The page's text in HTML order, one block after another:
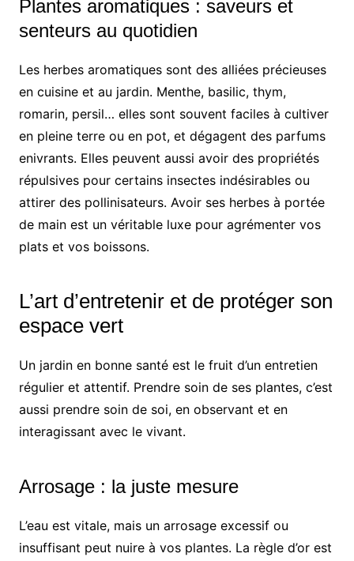
Plantes aromatiques : saveurs et
senteurs au quotidien
Les herbes aromatiques sont des alliées précieuses
en cuisine et au jardin. Menthe, basilic, thym,
romarin, persil… elles sont souvent faciles à cultiver
en pleine terre ou en pot, et dégagent des parfums
enivrants. Elles peuvent aussi avoir des propriétés
répulsives pour certains insectes indésirables ou
attirer des pollinisateurs. Avoir ses herbes à portée
de main est un véritable luxe pour agrémenter vos
plats et vos boissons.
L’art d’entretenir et de protéger son
espace vert
Un jardin en bonne santé est le fruit d’un entretien
régulier et attentif. Prendre soin de ses plantes, c’est
aussi prendre soin de soi, en observant et en
interagissant avec le vivant.
Arrosage : la juste mesure
L’eau est vitale, mais un arrosage excessif ou
insuffisant peut nuire à vos plantes. La règle d’or est